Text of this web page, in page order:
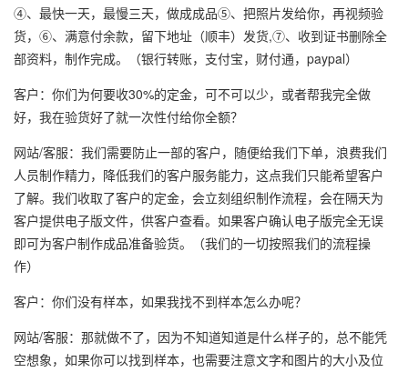
④、最快一天，最慢三天，做成成品⑤、把照片发给你，再视频验
货，⑥、满意付余款，留下地址（顺丰）发货,⑦、收到证书删除全
部资料，制作完成。（银行转账，支付宝，财付通，paypal）
客户：你们为何要收30%的定金，可不可以少，或者帮我完全做
好，我在验货好了就一次性付给你全额？
网站/客服：我们需要防止一部的客户，随便给我们下单，浪费我们
人员制作精力，降低我们的客户服务能力，这点我们只能希望客户
了解。我们收取了客户的定金，会立刻组织制作流程，会在隔天为
客户提供电子版文件，供客户查看。如果客户确认电子版完全无误
即可为客户制作成品准备验货。（我们的一切按照我们的流程操
作）
客户：你们没有样本，如果我找不到样本怎么办呢？
网站/客服：那就做不了，因为不知道知道是什么样子的，总不能凭
空想象，如果你可以找到样本，也需要注意文字和图片的大小及位